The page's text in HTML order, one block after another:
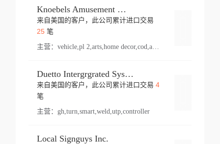
Knoebels Amusement Resort
来自美国的客户，此公司累计进口交易
25笔
主营： vehicle,pl 2,arts,home decor,cod,amusement ride,sea
Duetto Intergrgrated Systems Inc.
来自美国的客户，此公司累计进口交易 4
笔
主营： gh,turn,smart,weld,utp,controller
Local Signguys Inc.